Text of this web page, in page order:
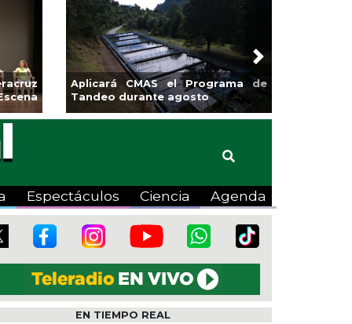
la
Continúa Coatza Vive el Verano
2026 con cine, actividades
lúdicas y expo
Next
Espectáculos Ciencia Agenda
EN TIEMPO REAL